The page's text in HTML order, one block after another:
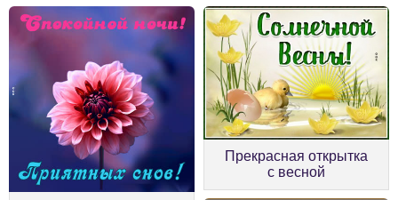
Прекрасная открытка
с весной